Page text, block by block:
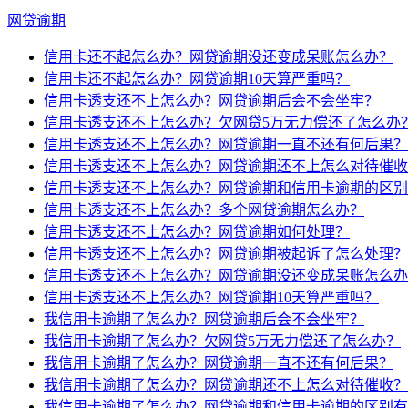
网贷逾期
信用卡还不起怎么办？网贷逾期没还变成呆账怎么办？
信用卡还不起怎么办？网贷逾期10天算严重吗？
信用卡透支还不上怎么办？网贷逾期后会不会坐牢？
信用卡透支还不上怎么办？欠网贷5万无力偿还了怎么办？
信用卡透支还不上怎么办？网贷逾期一直不还有何后果？
信用卡透支还不上怎么办？网贷逾期还不上怎么对待催收
信用卡透支还不上怎么办？网贷逾期和信用卡逾期的区别
信用卡透支还不上怎么办？多个网贷逾期怎么办？
信用卡透支还不上怎么办？网贷逾期如何处理？
信用卡透支还不上怎么办？网贷逾期被起诉了怎么处理？
信用卡透支还不上怎么办？网贷逾期没还变成呆账怎么办
信用卡透支还不上怎么办？网贷逾期10天算严重吗？
我信用卡逾期了怎么办？网贷逾期后会不会坐牢？
我信用卡逾期了怎么办？欠网贷5万无力偿还了怎么办？
我信用卡逾期了怎么办？网贷逾期一直不还有何后果？
我信用卡逾期了怎么办？网贷逾期还不上怎么对待催收？